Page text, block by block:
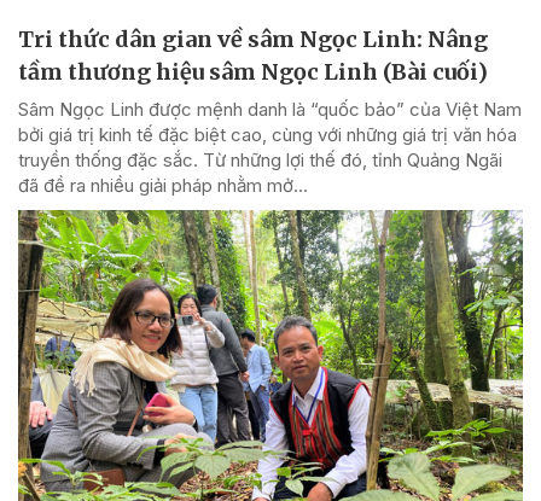
Tri thức dân gian về sâm Ngọc Linh: Nâng
tầm thương hiệu sâm Ngọc Linh (Bài cuối)
Sâm Ngọc Linh được mệnh danh là “quốc bảo” của Việt Nam
bởi giá trị kinh tế đặc biệt cao, cùng với những giá trị văn hóa
truyền thống đặc sắc. Từ những lợi thế đó, tỉnh Quảng Ngãi
đã đề ra nhiều giải pháp nhằm mở...